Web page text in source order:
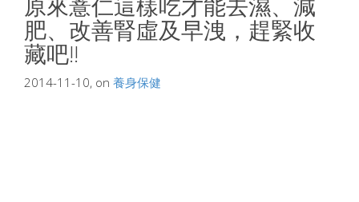
肥、改善腎虛及早洩，趕緊收
藏吧!!
2014-11-10, on 養身保健